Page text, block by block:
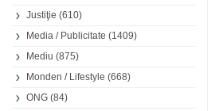
Justiţie (610)
Media / Publicitate (1409)
Mediu (875)
Monden / Lifestyle (668)
ONG (84)